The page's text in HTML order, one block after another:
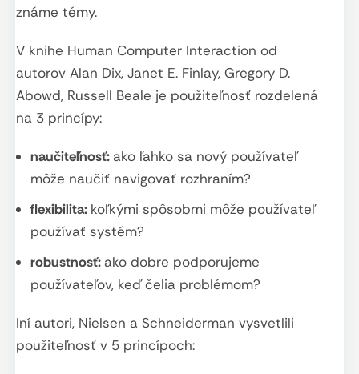
známe témy.
V knihe Human Computer Interaction od
autorov Alan Dix, Janet E. Finlay, Gregory D.
Abowd, Russell Beale je použiteľnosť rozdelená
na 3 princípy:
naučiteľnosť: ako ľahko sa nový používateľ
môže naučiť navigovať rozhraním?
flexibilita: koľkými spôsobmi môže používateľ
používať systém?
robustnosť: ako dobre podporujeme
používateľov, keď čelia problémom?
Iní autori, Nielsen a Schneiderman vysvetlili
použiteľnosť v 5 princípoch: